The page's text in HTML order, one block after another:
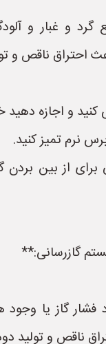
و غبار و
احتراق ناقص و
و اجازه دهید
نرم تمیز کنید.
از بین بردن
گاز یا وجود
ناقص و تولید